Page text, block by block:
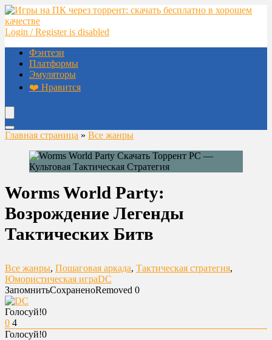
Login / Register is disabled
Фэнтези
Платформы
Эмуляторы
❤️ Нравится
Главная страница » Все жанры
Worms World Party:
Возрождение Легенды
Тактических Битв
Все жанры, Пошаговая аркада, Тактическая стратегия,
Юмористическая играDC
ЗапомнитьСохраненоRemoved 0
Голосуй!0
0 4
Голосуй!0